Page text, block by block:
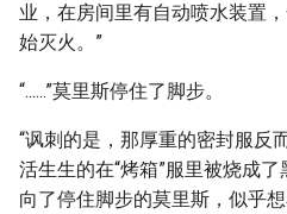
业，在房间里有自动喷水装置
始灭火。”
“......”莫里斯停住了脚步。
“讽刺的是，那厚重的密封服反
活生生的在“烤箱”服里被烧成
向了停住脚步的莫里斯，似乎